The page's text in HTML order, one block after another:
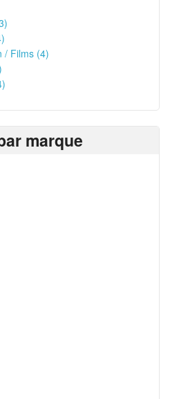
/ Films (4)
marque